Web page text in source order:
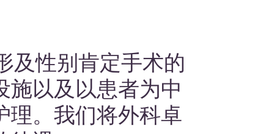
及性别肯定手术的
以及以患者为中
理。我们将外科卓